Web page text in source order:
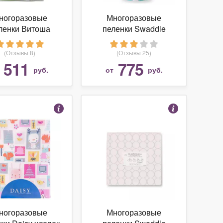
Витоша
Dreamy
(Отзывы 8)
511 руб.
Многоразовые
пеленки Swaddle
Designs тонкая
Маркизет 118х118
(Отзывы 25)
от 775 руб.
Многоразовые